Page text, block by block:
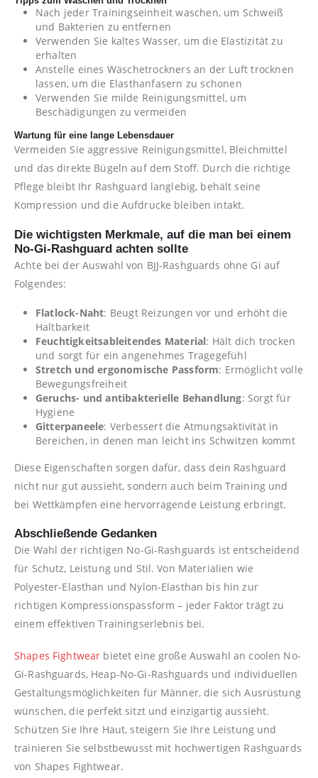
Nach jeder Trainingseinheit waschen, um Schweiß
und Bakterien zu entfernen
Verwenden Sie kaltes Wasser, um die Elastizität zu
erhalten
Anstelle eines Wäschetrockners an der Luft trocknen
lassen, um die Elasthanfasern zu schonen
Verwenden Sie milde Reinigungsmittel, um
Beschädigungen zu vermeiden
Wartung für eine lange Lebensdauer
Vermeiden Sie aggressive Reinigungsmittel, Bleichmittel
und das direkte Bügeln auf dem Stoff. Durch die richtige
Pflege bleibt Ihr Rashguard langlebig, behält seine
Kompression und die Aufdrucke bleiben intakt.
Die wichtigsten Merkmale, auf die man bei einem
No-Gi-Rashguard achten sollte
Achte bei der Auswahl von BJJ-Rashguards ohne Gi auf
Folgendes:
Flatlock-Naht: Beugt Reizungen vor und erhöht die
Haltbarkeit
Feuchtigkeitsableitendes Material: Hält dich trocken
und sorgt für ein angenehmes Tragegefühl
Stretch und ergonomische Passform: Ermöglicht volle
Bewegungsfreiheit
Geruchs- und antibakterielle Behandlung: Sorgt für
Hygiene
Gitterpaneele: Verbessert die Atmungsaktivität in
Bereichen, in denen man leicht ins Schwitzen kommt
Diese Eigenschaften sorgen dafür, dass dein Rashguard
nicht nur gut aussieht, sondern auch beim Training und
bei Wettkämpfen eine hervorragende Leistung erbringt.
Abschließende Gedanken
Die Wahl der richtigen No-Gi-Rashguards ist entscheidend
für Schutz, Leistung und Stil. Von Materialien wie
Polyester-Elasthan und Nylon-Elasthan bis hin zur
richtigen Kompressionspassform – jeder Faktor trägt zu
einem effektiven Trainingserlebnis bei.
Shapes Fightwear bietet eine große Auswahl an coolen No-
Gi-Rashguards, Heap-No-Gi-Rashguards und individuellen
Gestaltungsmöglichkeiten für Männer, die sich Ausrüstung
wünschen, die perfekt sitzt und einzigartig aussieht.
Schützen Sie Ihre Haut, steigern Sie Ihre Leistung und
trainieren Sie selbstbewusst mit hochwertigen Rashguards
von Shapes Fightwear.